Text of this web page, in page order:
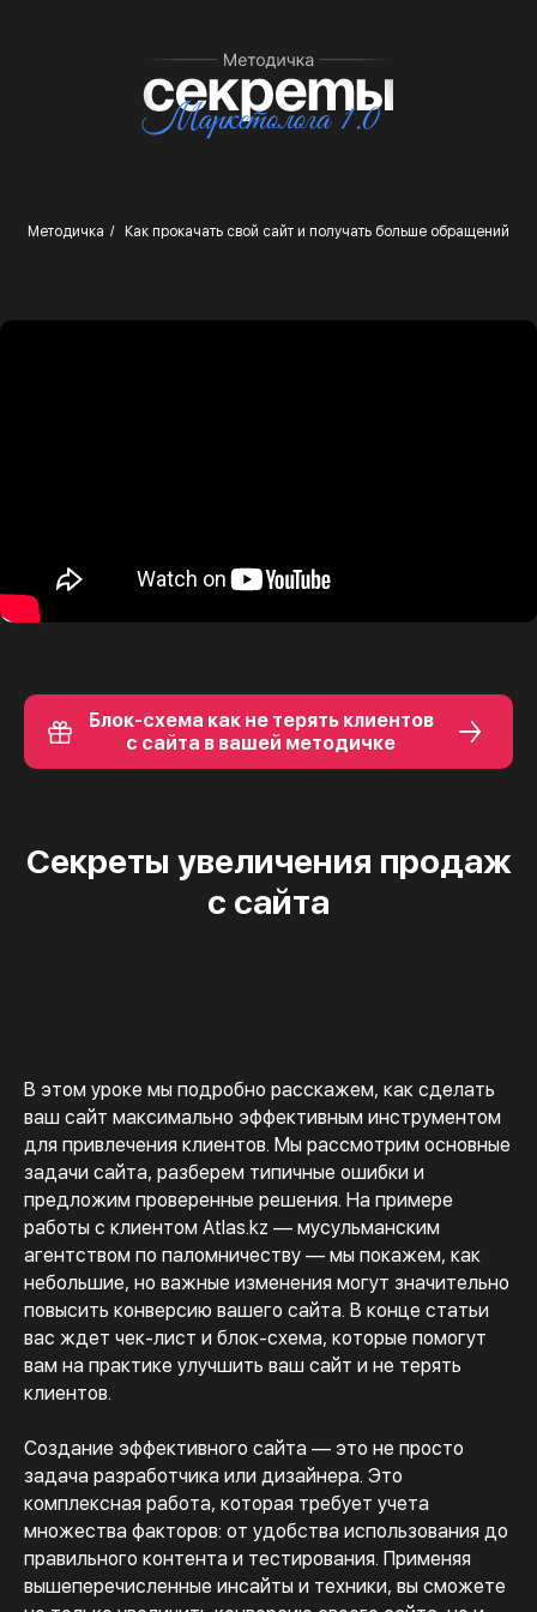
Методичка / Как прокачать свой сайт и получать больше обращений
Блок-схема как не терять клиентов
с сайта в вашей методичке
Секреты увеличения продаж
с сайта
В этом уроке мы подробно расскажем, как сделать
ваш сайт максимально эффективным инструментом
для привлечения клиентов. Мы рассмотрим основные
задачи сайта, разберем типичные ошибки и
предложим проверенные решения. На примере
работы с клиентом Atlas.kz — мусульманским
агентством по паломничеству — мы покажем, как
небольшие, но важные изменения могут значительно
повысить конверсию вашего сайта. В конце статьи
вас ждет чек-лист и блок-схема, которые помогут
вам на практике улучшить ваш сайт и не терять
клиентов.
Создание эффективного сайта — это не просто
задача разработчика или дизайнера. Это
комплексная работа, которая требует учета
множества факторов: от удобства использования до
правильного контента и тестирования. Применяя
вышеперечисленные инсайты и техники, вы сможете